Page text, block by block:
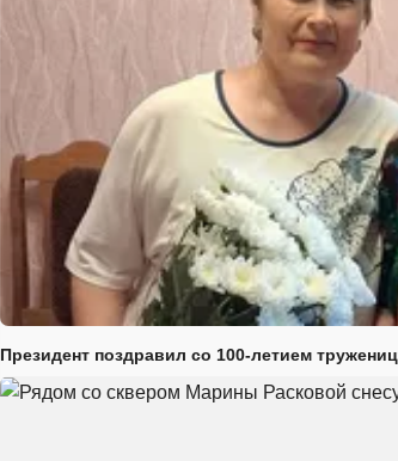
Президент поздравил со 100-летием